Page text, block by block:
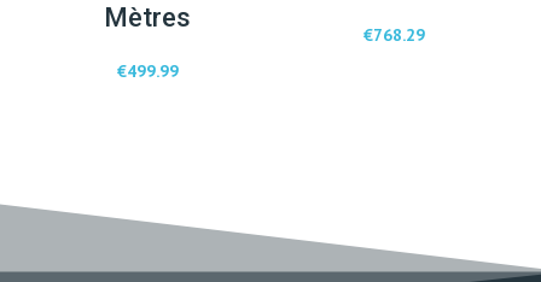
Mètres
€499.99
€768.29